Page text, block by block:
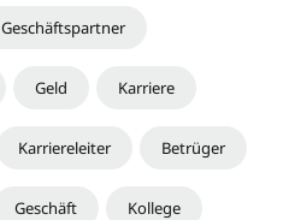
Geschäftspartner
Geld Karriere
Karriereleiter Betrüger
Geschäft Kollege